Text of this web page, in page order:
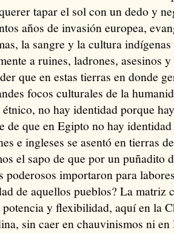
tapar el sol con un dedo y
años de invasión europea,
la sangre y la cultura
a ruines, ladrones, asesinos
que en estas tierras en donde
focos culturales de la
no hay identidad porque
de que en Egipto no hay
e ingleses se asentó en tierras
el sapo de que por un puñadito
poderosos importaron para
de aquellos pueblos? La matriz
y flexibilidad, aquí en la
sin caer en chauvinismos ni en